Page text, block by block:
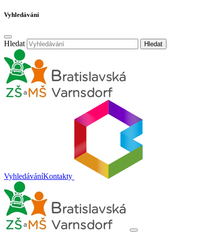
Vyhledávání
Hledat Hledat
VyhledáváníKontakty